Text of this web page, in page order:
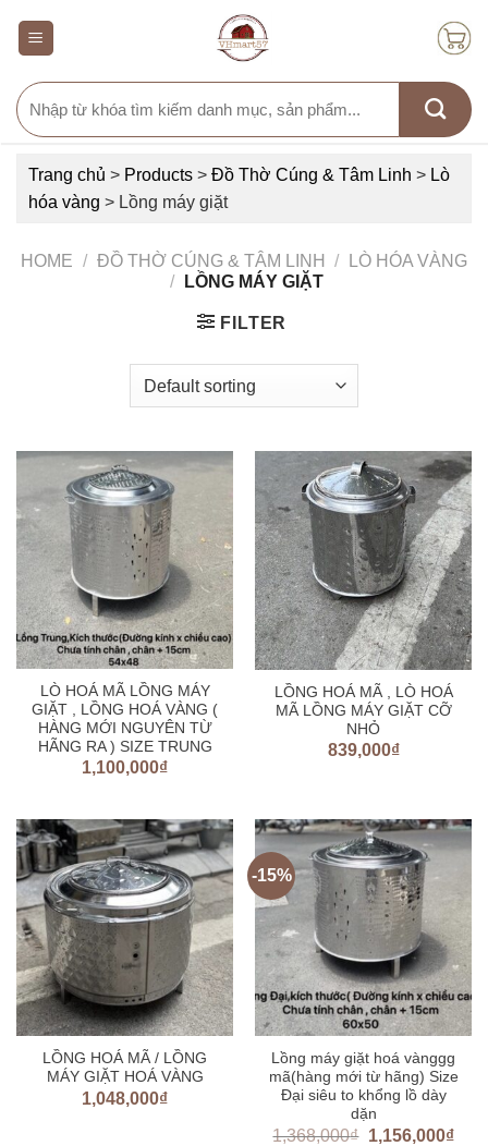
Search
for:
Trang chủ > Products > Đồ Thờ Cúng & Tâm Linh > Lò
hóa vàng > Lồng máy giặt
HOME / ĐỒ THỜ CÚNG & TÂM LINH /
LÒ HÓA VÀNG
/
LỒNG MÁY GIẶT
FILTER
LÒ HOÁ MÃ LỒNG MÁY
GIẶT , LỒNG HOÁ VÀNG (
HÀNG MỚI NGUYÊN TỪ
HÃNG RA ) SIZE TRUNG
1,100,000₫
LỒNG HOÁ MÃ , LÒ HOÁ
MÃ LỒNG MÁY GIẶT CỠ
NHỎ
839,000₫
LỒNG HOÁ MÃ / LỒNG
MÁY GIẶT HOÁ VÀNG
1,048,000₫
-15%
Lồng máy giặt hoá vànggg
mã(hàng mới từ hãng) Size
Đại siêu to khổng lồ dày
dặn
1,368,000₫ 1,156,000₫